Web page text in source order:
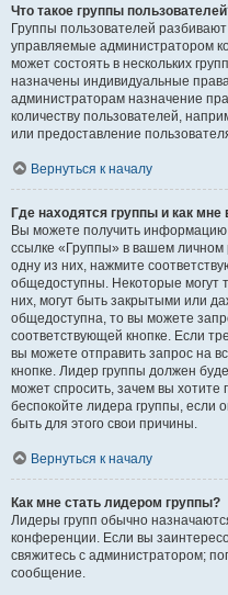
Что такое группы
Группы пользователей
управляемые администратором
может состоять в нескольких
назначены индивидуальные
администраторам назначение
количеству пользователей,
или предоставление
Вернуться к началу
Где находятся группы и как мне
Вы можете получить информацию
ссылке «Группы» в вашем личном
одну из них, нажмите
общедоступны. Некоторые могут
них, могут быть закрытыми или
общедоступна, то вы можете
соответствующей кнопке. Если
вы можете отправить запрос на
кнопке. Лидер группы должен
может спросить, зачем вы
беспокойте лидера группы, если
быть для этого свои причины.
Вернуться к началу
Как мне стать лидером группы?
Лидеры групп обычно
конференции. Если вы
свяжитесь с администратором;
сообщение.